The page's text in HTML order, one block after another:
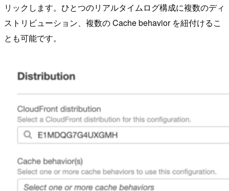
リックします。ひとつのリアルタイムログ構成に複数のディ
ストリビューション、複数の Cache behavior を紐付けるこ
とも可能です。